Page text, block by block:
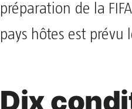
préparation de la
pays hôtes est prévu
Dix